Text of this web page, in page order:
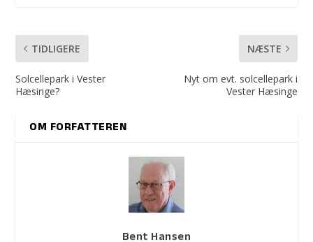
TIDLIGERE
Solcellepark i Vester
Hæsinge?
NÆSTE
Nyt om evt. solcellepark i
Vester Hæsinge
OM FORFATTEREN
Bent Hansen